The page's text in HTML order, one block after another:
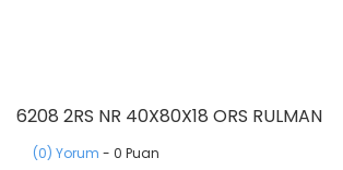
6208 2RS NR 40X80X18 ORS RULMAN
(0) Yorum - 0 Puan